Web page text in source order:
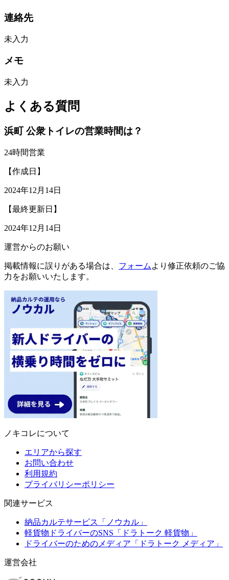
連絡先
未入力
メモ
未入力
よくある質問
浜町 公衆トイレの営業時間は？
24時間営業
【作成日】
2024年12月14日
【最終更新日】
2024年12月14日
運営からのお願い
掲載情報に誤りがある場合は、 フォーム より修正依頼のご協
力をお願いいたします。
ノキコレについて
エリアから探す
お問い合わせ
利用規約
プライバリシーポリシー
関連サービス
納品カルテサービス「ノウカル」
軽貨物ドライバーのSNS「ドラトーク 軽貨物」
ドライバーのためのメディア「ドラトーク メディア」
運営会社